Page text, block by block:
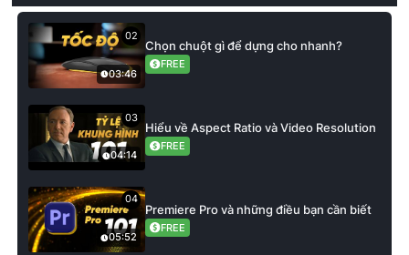
02
03:46
Chọn chuột gì để dựng cho nhanh?
FREE
03
04:14
Hiểu về Aspect Ratio và Video Resolution
FREE
04
05:52
Premiere Pro và những điều bạn cần biết
FREE